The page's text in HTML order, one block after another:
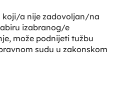
a nije zadovoljan/na
izabranog/e
može podnijeti tužbu
sudu u zakonskom